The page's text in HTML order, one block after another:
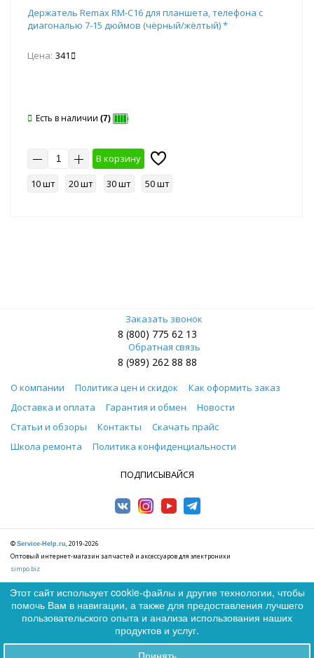
0
Держатель Remax RM-C16 для планшета, телефона с
диагональю 7-15 дюймов (чёрный/жёлтый) *
Цена: 341
Есть в наличии (7)
В корзину
10 шт
20 шт 30 шт 50 шт
Заказать звонок
8 (800) 775 62 13
Обратная связь
8 (989) 262 88 88
О компании Политика цен и скидок
Как оформить заказ
Доставка и оплата
Гарантия и обмен
Новости
Статьи и обзоры
Контакты
Скачать прайс
Школа ремонта
Политика конфиденциальности
ПОДПИСЫВАЙСЯ
© Service-Help.ru, 2019-2026
Оптовый интернет-магазин запчастей и аксессуаров для электроники
simpo.biz
© Service-Help.ru, 2026 г. Запчасти и аксессуары для мобильных
Этот сайт использует cookie-файлы и другие технологии, чтобы
помочь Вам в навигации, а также для предоставления лучшего
пользовательского опыта и анализа использования наших
продуктов и услуг.
Принять